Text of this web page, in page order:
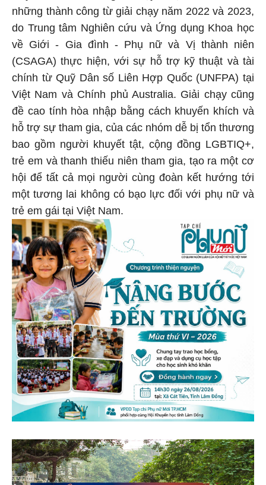
những thành công từ giải chạy năm 2022 và 2023,
do Trung tâm Nghiên cứu và Ứng dụng Khoa học
về Giới - Gia đình - Phụ nữ và Vị thành niên
(CSAGA) thực hiện, với sự hỗ trợ kỹ thuật và tài
chính từ Quỹ Dân số Liên Hợp Quốc (UNFPA) tại
Việt Nam và Chính phủ Australia. Giải chạy cũng
đề cao tính hòa nhập bằng cách khuyến khích và
hỗ trợ sự tham gia, của các nhóm dễ bị tổn thương
bao gồm người khuyết tật, cộng đồng LGBTIQ+,
trẻ em và thanh thiếu niên tham gia, tạo ra một cơ
hội để tất cả mọi người cùng đoàn kết hướng tới
một tương lai không có bạo lực đối với phụ nữ và
trẻ em gái tại Việt Nam.